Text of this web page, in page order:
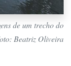
de um trecho do
Beatriz Oliveira